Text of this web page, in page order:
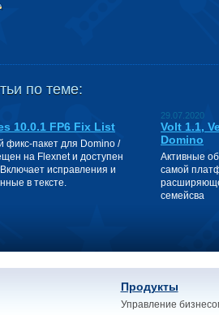
по теме:
10.0.1 FP6 Fix List
фикс-пакет для Domino /
на Flexnet и доступен
исправления и
в тексте.
29.07.2020
Volt 1.1,
Domino
Активные
самой
семейсва
Продукты
Управление